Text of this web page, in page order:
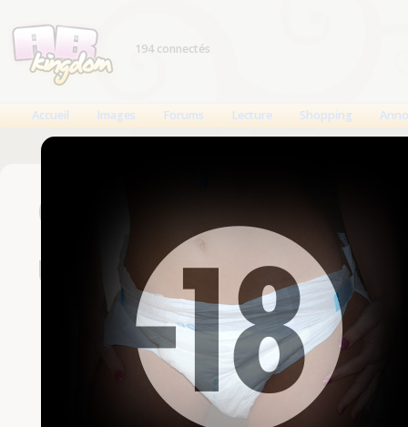
194 connectés
Accueil Images Forums Lecture Shopping
Connexion
Un compte est
Nom d'utilisateur
Mot de passe